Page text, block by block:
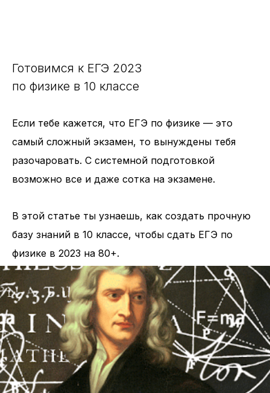
Готовимся к ЕГЭ 2023
по физике в 10 классе
Если тебе кажется, что ЕГЭ по физике — это
самый сложный экзамен, то вынуждены тебя
разочаровать. С системной подготовкой
возможно все и даже сотка на экзамене.
В этой статье ты узнаешь, как создать прочную
базу знаний в 10 классе, чтобы сдать ЕГЭ по
физике в 2023 на 80+.